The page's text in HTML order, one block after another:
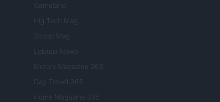
Gameland
Hig Tech Mag
Scoop Mag
Lgbtqia News
Motors Magazine 365
Day Travel 365
Home Magazine 365